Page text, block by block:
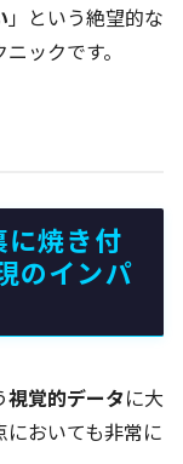
」という絶望的な
ックです。
に焼き付
のインパ
視覚的データに大
おいても非常に